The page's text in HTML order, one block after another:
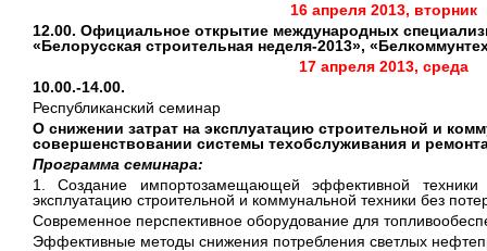
16 апреля 2013, вторник
12.00. Официальное открытие международных
«Белорусская строительная неделя-2013»,
17 апреля 2013, среда
10.00.-14.00.
Республиканский семинар
О снижении затрат на эксплуатацию строительной и
совершенствовании системы техобслуживания и
Программа семинара:
1. Создание импортозамещающей эффективной
эксплуатацию строительной и коммунальной техники без
Современное перспективное оборудование для
Эффективные методы снижения потребления светлых